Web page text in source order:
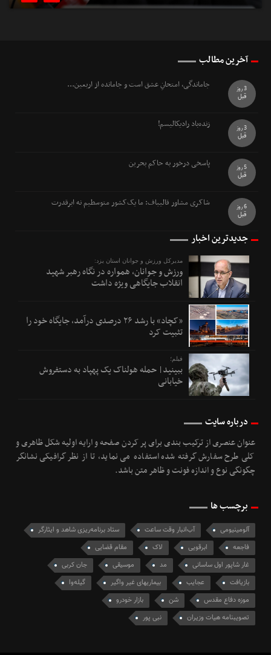
آخرین مطالب
جاماندگی، امتحانِ عشق است و جامانده از اربعین...
3 روز
قبل
زنده‌باد رادیکالیسم!
3 روز
قبل
پاسخی درخور به حاکم بحرین
5 روز
قبل
شاکری مشاور قالیباف: ما یک‌کشور متوسطیم نه ابرقدرت
6 روز
قبل
جدیدترین اخبار
مدیرکل ورزش و جوانان استان یزد:
ورزش و جوانان، همواره در نگاه رهبر شهید
انقلاب جایگاهی ویژه داشت
«کچاد» با رشد ۲۶ درصدی درآمد، جایگاه خود را
تثبیت کرد
فیلم؛
ببینید| حمله هولناک یک پهپاد به دستفروش
خیابانی
درباره سایت
عنوان عنصری از ترکیب بندی برای پر کردن صفحه و ارایه اولیه شکل ظاهری و
کلی طرح سفارش گرفته شده استفاده می نماید، تا از نظر گرافیکی نشانگر
چگونگی نوع و اندازه فونت و ظاهر متن باشد.
برچسب ها
آلومینیومی آب‌انبار وقت ساعت
ستاد برنامه‌ریزی شاهد و ایثارگر
فاجعه
ابرقویی لاک
مقام قضایی
غار شاپور اول ساسانی
مد موسیقی
جان کربی
بازیافت
عجایب بیماریهای غیر واگیر
گیله‌وا
موزه دفاع مقدس
شن
بازار خودرو
تصویبنامه هیات وزیران
نبی پور